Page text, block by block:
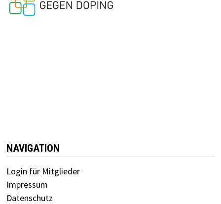
NAVIGATION
Login für Mitglieder
Impressum
Datenschutz